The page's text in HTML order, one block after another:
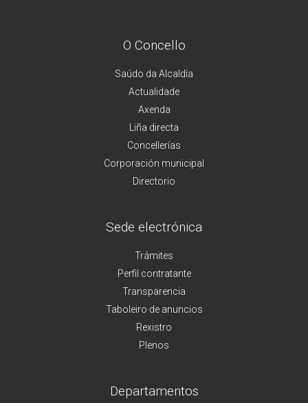
O Concello
Saúdo da Alcaldía
Actualidade
Axenda
Liña directa
Concellerías
Corporación municipal
Directorio
Sede electrónica
Trámites
Perfil contratante
Transparencia
Taboleiro de anuncios
Rexistro
Plenos
Departamentos